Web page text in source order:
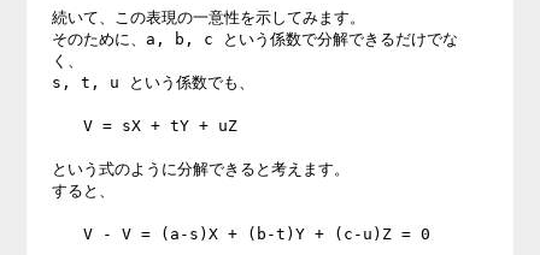
続いて、この表現の一意性を示してみます。
そのために、a, b, c という係数で分解できるだけでな
く、
s, t, u という係数でも、
V = sX + tY + uZ
という式のように分解できると考えます。
すると、
V - V = (a-s)X + (b-t)Y + (c-u)Z = 0